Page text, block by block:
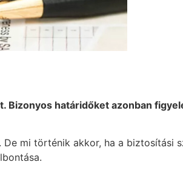
Bizonyos határidőket azonban
mi történik akkor, ha a biztosítási